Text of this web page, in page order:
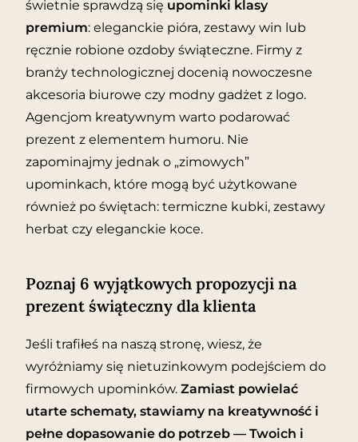
świetnie sprawdzą się upominki klasy
premium: eleganckie pióra, zestawy win lub
ręcznie robione ozdoby świąteczne. Firmy z
branży technologicznej docenią nowoczesne
akcesoria biurowe czy modny gadżet z logo.
Agencjom kreatywnym warto podarować
prezent z elementem humoru. Nie
zapominajmy jednak o „zimowych”
upominkach, które mogą być użytkowane
również po świętach: termiczne kubki, zestawy
herbat czy eleganckie koce.
Poznaj 6 wyjątkowych propozycji na
prezent świąteczny dla klienta
Jeśli trafiłeś na naszą stronę, wiesz, że
wyróżniamy się nietuzinkowym podejściem do
firmowych upominków.Zamiast powielać
utarte schematy, stawiamy na kreatywność i
pełne dopasowanie do potrzeb — Twoich i